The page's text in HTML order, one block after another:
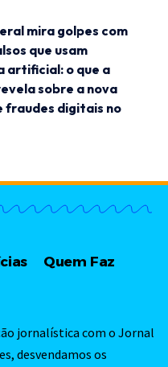
mira golpes com
que usam
artificial: o que a
sobre a nova
fraudes digitais no
Quem Faz
jornalística com o Jornal
desvendamos os